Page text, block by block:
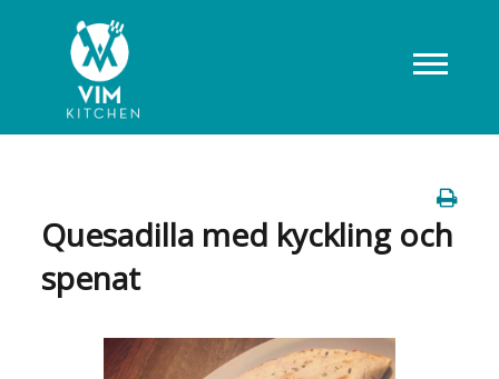
Quesadilla med kyckling och
spenat